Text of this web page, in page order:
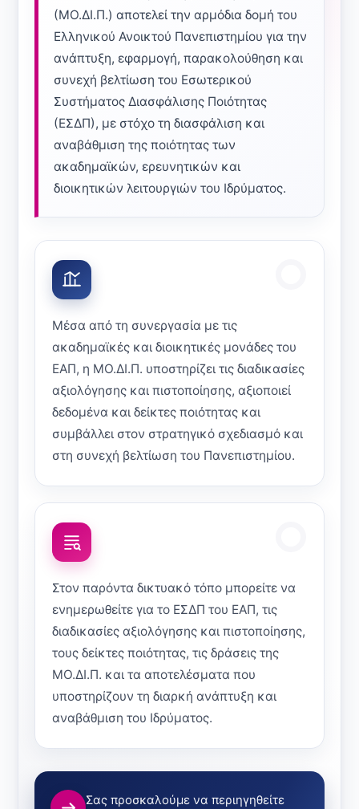
(ΜΟ.ΔΙ.Π.) αποτελεί την αρμόδια δομή του
Ελληνικού Ανοικτού Πανεπιστημίου για την
ανάπτυξη, εφαρμογή, παρακολούθηση και
συνεχή βελτίωση του Εσωτερικού
Συστήματος Διασφάλισης Ποιότητας
(ΕΣΔΠ), με στόχο τη διασφάλιση και
αναβάθμιση της ποιότητας των
ακαδημαϊκών, ερευνητικών και
διοικητικών λειτουργιών του Ιδρύματος.
Μέσα από τη συνεργασία με τις
ακαδημαϊκές και διοικητικές μονάδες του
ΕΑΠ, η ΜΟ.ΔΙ.Π. υποστηρίζει τις διαδικασίες
αξιολόγησης και πιστοποίησης, αξιοποιεί
δεδομένα και δείκτες ποιότητας και
συμβάλλει στον στρατηγικό σχεδιασμό και
στη συνεχή βελτίωση του Πανεπιστημίου.
Στον παρόντα δικτυακό τόπο μπορείτε να
ενημερωθείτε για το ΕΣΔΠ του ΕΑΠ, τις
διαδικασίες αξιολόγησης και πιστοποίησης,
τους δείκτες ποιότητας, τις δράσεις της
ΜΟ.ΔΙ.Π. και τα αποτελέσματα που
υποστηρίζουν τη διαρκή ανάπτυξη και
αναβάθμιση του Ιδρύματος.
Σας προσκαλούμε να περιηγηθείτε